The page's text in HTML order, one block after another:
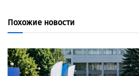
Похожие новости